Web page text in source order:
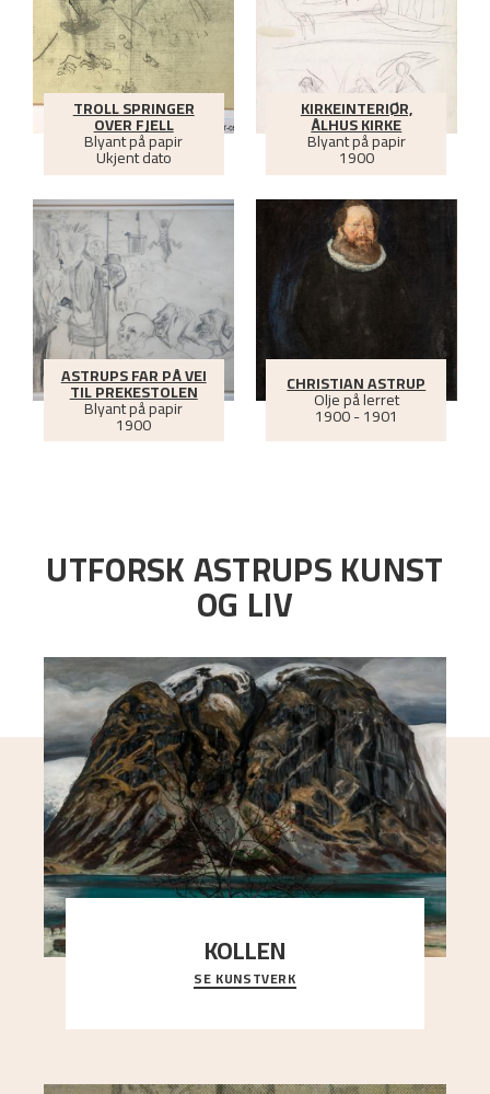
TROLL SPRINGER
OVER FJELL
Blyant på papir
Ukjent dato
KIRKEINTERIØR,
ÅLHUS KIRKE
Blyant på papir
1900
ASTRUPS FAR PÅ VEI
TIL PREKESTOLEN
Blyant på papir
1900
CHRISTIAN ASTRUP
Olje på lerret
1900 - 1901
UTFORSK ASTRUPS KUNST
OG LIV
KOLLEN
Et ruvende fjell dominerer bildeflaten, og står i
sterk kontrast til det spinkle rognetreet ute
SE KUNSTVERK